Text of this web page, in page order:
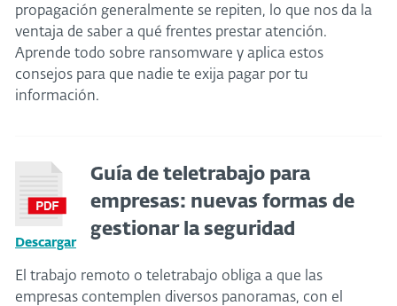
propagación generalmente se repiten, lo que nos da la
ventaja de saber a qué frentes prestar atención.
Aprende todo sobre ransomware y aplica estos
consejos para que nadie te exija pagar por tu
información.
Descargar
Guía de teletrabajo para
empresas: nuevas formas de
gestionar la seguridad
El trabajo remoto o teletrabajo obliga a que las
empresas contemplen diversos panoramas, con el